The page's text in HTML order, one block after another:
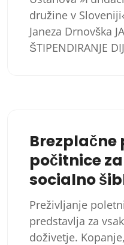
družine v
Janeza Drnovška
ŠTIPENDIRANJE
Brezplačne
počitnice
socialno
Preživljanje
predstavlja za
doživetje.